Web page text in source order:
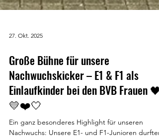
27. Okt. 2025
Große Bühne für unsere
Nachwuchskicker – E1 & F1 als
Einlaufkinder bei den BVB Frauen 🖤
💛❤️🤍